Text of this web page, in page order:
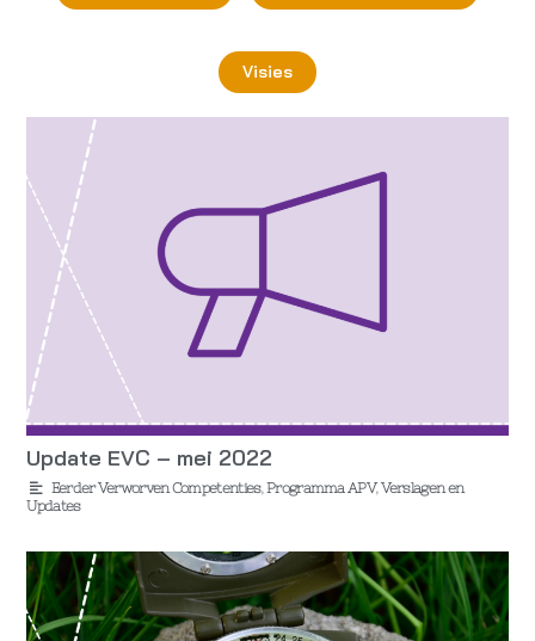
Visies
Update EVC – mei 2022
Eerder Verworven Competenties,Programma APV,Verslagen en
Updates